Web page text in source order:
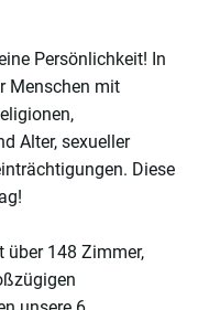
Persönlichkeit! In
Menschen mit
Alter, sexueller
Diese
über 148 Zimmer,